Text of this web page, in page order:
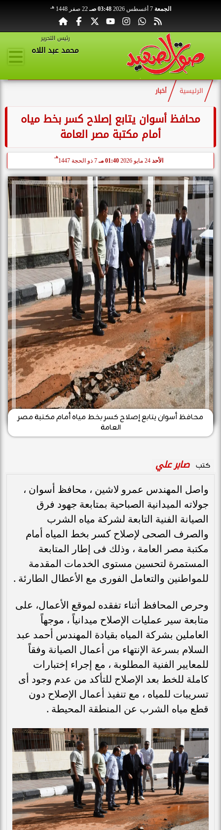
الجمعة 7 أغسطس 2026 03:48 صـ 22 صفر 1448 هـ
رئيس التحرير
محمد عبد اللاه
الرئيسية أخبار
محافظ أسوان يتابع إصلاح كسر بخط مياه
أمام مكتبة مصر العامة
الأحد 24 مايو 2026 01:40 مـ 7 ذو الحجة 1447
هـ
محافظ أسوان يتابع إصلاح كسر بخط مياه أمام مكتبة مصر
العامة
كتب صابر علي
واصل المهندس عمرو لاشين ، محافظ أسوان ،
جولاته الميدانية الصباحية بمتابعة جهود فرق
الصيانة الفنية التابعة لشركة مياه الشرب
والصرف الصحى لإصلاح كسر بخط المياه أمام
مكتبة مصر العامة ، وذلك فى إطار المتابعة
المستمرة لتحسين مستوى الخدمات المقدمة
للمواطنين والتعامل الفورى مع الأعطال الطارئة .
وحرص المحافظ أثناء تفقده لموقع الأعمال، على
متابعة سير عمليات الإصلاح ميدانياً ، موجهاً
العاملين بشركة المياه بقيادة المهندس أحمد عبد
السلام بسرعة الإنتهاء من أعمال الصيانة وفقاً
للمعايير الفنية المطلوبة ، مع إجراء إختبارات
كاملة للخط بعد الإصلاح للتأكد من عدم وجود أى
تسريبات للمياه ، مع تنفيذ أعمال الإصلاح دون
قطع مياه الشرب عن المنطقة المحيطة .